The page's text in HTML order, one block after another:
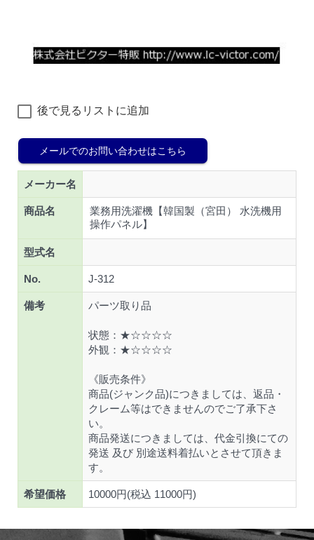
後で見るリストに追加
メールでのお問い合わせはこちら
メーカー名
商品名
業務用洗濯機【韓国製（宮田） 水洗機用
操作パネル】
型式名
No. J-312
備考 パーツ取り品
状態：★☆☆☆☆
外観：★☆☆☆☆
《販売条件》
商品(ジャンク品)につきましては、返品・
クレーム等はできませんのでご了承下さ
い。
商品発送につきましては、代金引換にての
発送 及び 別途送料着払いとさせて頂きま
す。
希望価格 10000円(税込 11000円)